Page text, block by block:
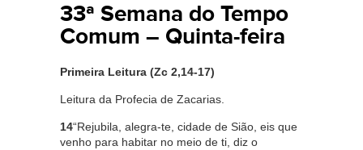
33ª Semana do Tempo
Comum – Quinta-feira
Primeira Leitura (Zc 2,14-17)
Leitura da Profecia de Zacarias.
14“Rejubila, alegra-te, cidade de Sião, eis que
venho para habitar no meio de ti, diz o